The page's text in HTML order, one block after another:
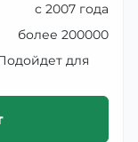
с 2007 года
более 200000
для